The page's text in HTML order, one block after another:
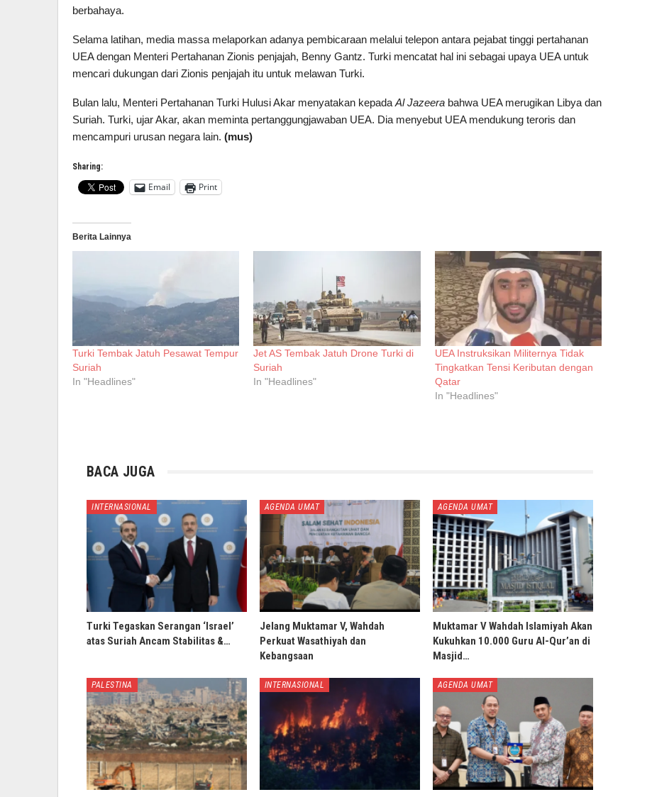
berbahaya.
Selama latihan, media massa melaporkan adanya pembicaraan melalui telepon antara pejabat tinggi pertahanan
UEA dengan Menteri Pertahanan Zionis penjajah, Benny Gantz. Turki mencatat hal ini sebagai upaya UEA untuk
mencari dukungan dari Zionis penjajah itu untuk melawan Turki.
Bulan lalu, Menteri Pertahanan Turki Hulusi Akar menyatakan kepada Al Jazeera bahwa UEA merugikan Libya dan
Suriah. Turki, ujar Akar, akan meminta pertanggungjawaban UEA. Dia menyebut UEA mendukung teroris dan
mencampuri urusan negara lain. (mus)
Sharing:
Email Print
Berita Lainnya
Turki Tembak Jatuh Pesawat Tempur
Suriah
In "Headlines"
Jet AS Tembak Jatuh Drone Turki di
Suriah
In "Headlines"
UEA Instruksikan Militernya Tidak
Tingkatkan Tensi Keributan dengan
Qatar
In "Headlines"
BACA JUGA
INTERNASIONAL
Turki Tegaskan Serangan ‘Israel’
atas Suriah Ancam Stabilitas &…
AGENDA UMAT
Jelang Muktamar V, Wahdah
Perkuat Wasathiyah dan
Kebangsaan
AGENDA UMAT
Muktamar V Wahdah Islamiyah Akan
Kukuhkan 10.000 Guru Al-Qur’an di
Masjid…
PALESTINA INTERNASIONAL AGENDA UMAT